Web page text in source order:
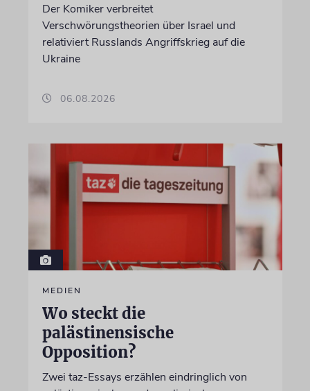
Der Komiker verbreitet
Verschwörungstheorien über Israel und
relativiert Russlands Angriffskrieg auf die
Ukraine
06.08.2026
MEDIEN
Wo steckt die
palästinensische
Opposition?
Zwei taz-Essays erzählen eindringlich von